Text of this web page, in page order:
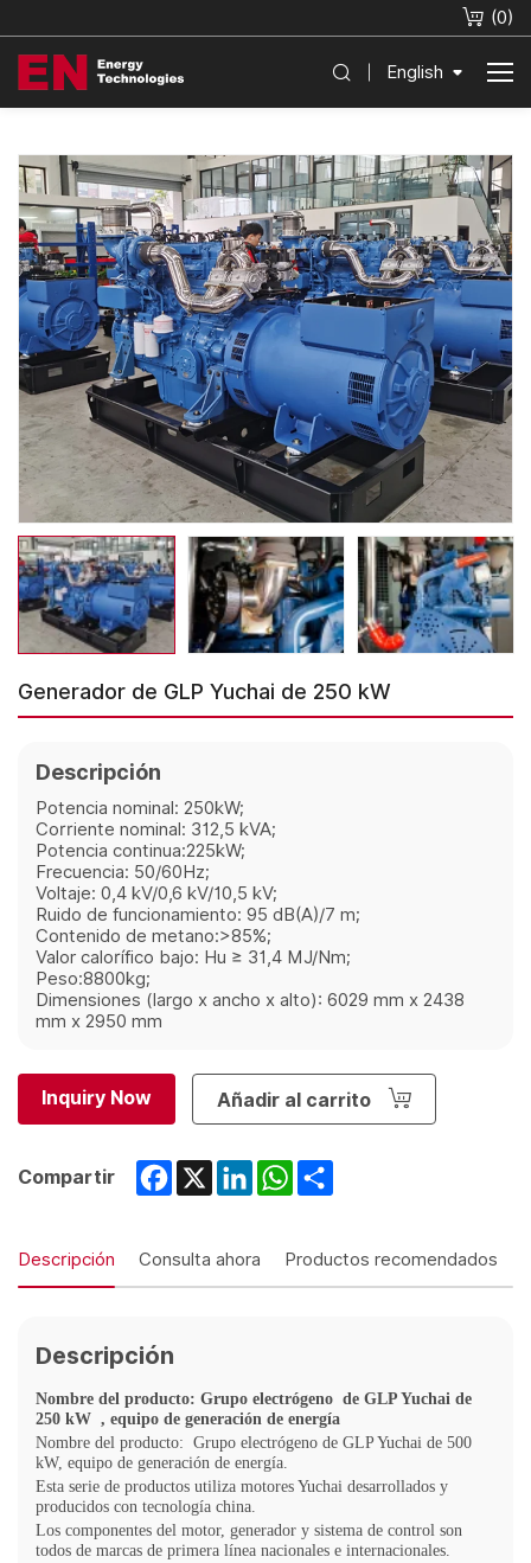
(0)
English
Generador de GLP Yuchai de 250 kW
Descripción
Potencia nominal: 250kW;
Corriente nominal: 312,5 kVA;
Potencia continua:225kW;
Frecuencia: 50/60Hz;
Voltaje: 0,4 kV/0,6 kV/10,5 kV;
Ruido de funcionamiento: 95 dB(A)/7 m;
Contenido de metano:>85%;
Valor calorífico bajo: Hu ≥ 31,4 MJ/Nm;
Peso:8800kg;
Dimensiones (largo x ancho x alto): 6029 mm x 2438
mm x 2950 mm
Inquiry Now Añadir al carrito
Compartir Facebook
X LinkedInWhatsApp
Descripción Consulta ahora Productos recomendados
Descripción
Nombre del producto: Grupo electrógeno de GLP Yuchai de
250 kW , equipo de generación de energía
Nombre del producto: Grupo electrógeno de GLP Yuchai de 500
kW, equipo de generación de energía.
Esta serie de productos utiliza motores Yuchai desarrollados y
producidos con tecnología china.
Los componentes del motor, generador y sistema de control son
todos de marcas de primera línea nacionales e internacionales.